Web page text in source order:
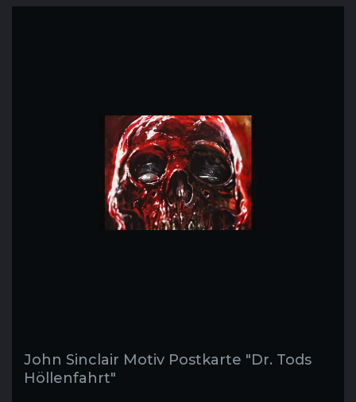
John Sinclair Motiv Postkarte "Dr. Tods
Höllenfahrt"